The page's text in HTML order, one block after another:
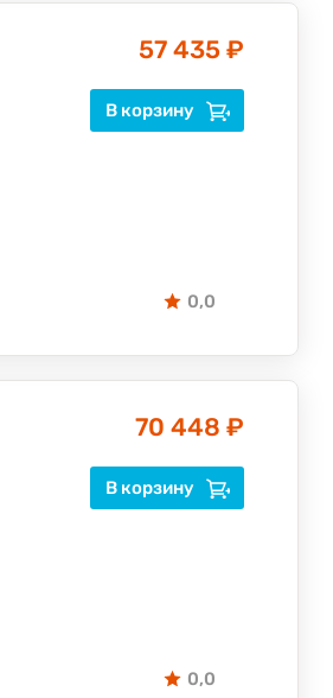
57 435 ₽
В корзину
0,0
70 448 ₽
В корзину
0,0